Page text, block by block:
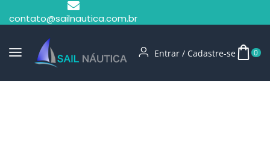
contato@sailnautica.com.br
Entrar / Cadastre-se 0